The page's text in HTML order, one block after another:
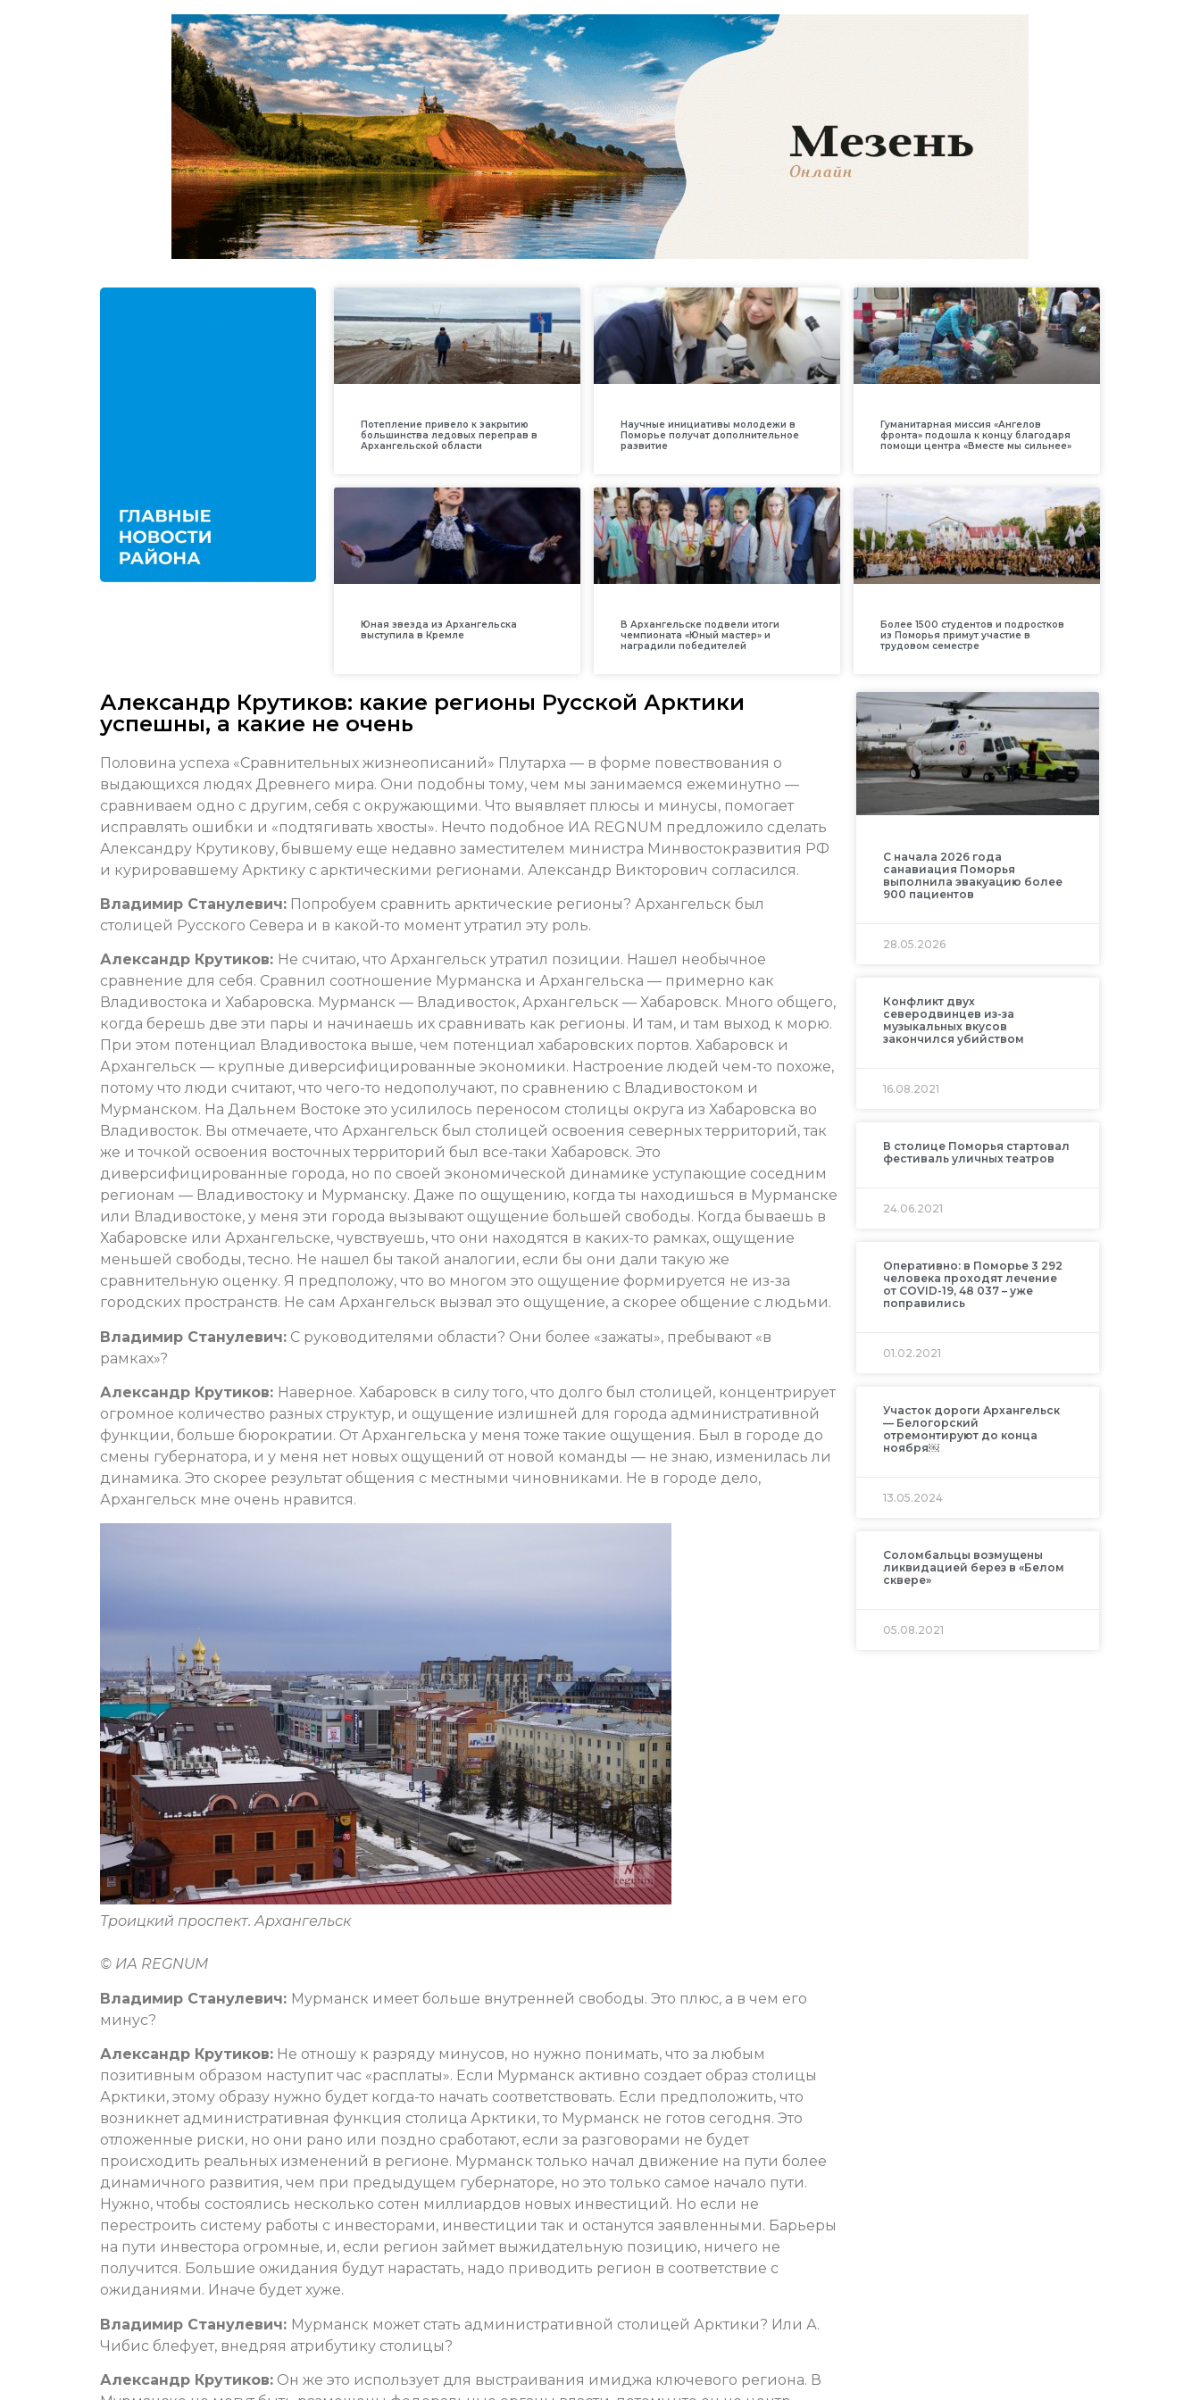
Потепление привело к закрытию
большинства ледовых переправ в
Архангельской области
Научные инициативы молодежи в
Поморье получат дополнительное
развитие
Гуманитарная миссия «Ангелов
фронта» подошла к концу благодаря
помощи центра «Вместе мы сильнее»
Юная звезда из Архангельска
выступила в Кремле
В Архангельске подвели итоги
чемпионата «Юный мастер» и
наградили победителей
Более 1500 студентов и подростков
из Поморья примут участие в
трудовом семестре
Александр Крутиков: какие регионы Русской Арктики
успешны, а какие не очень
Половина успеха «Сравнительных жизнеописаний» Плутарха — в форме повествования о
выдающихся людях Древнего мира. Они подобны тому, чем мы занимаемся ежеминутно —
сравниваем одно с другим, себя с окружающими. Что выявляет плюсы и минусы, помогает
исправлять ошибки и «подтягивать хвосты». Нечто подобное ИА REGNUM предложило сделать
Александру Крутикову, бывшему еще недавно заместителем министра Минвостокразвития РФ
и курировавшему Арктику с арктическими регионами. Александр Викторович согласился.
Владимир Станулевич: Попробуем сравнить арктические регионы? Архангельск был
столицей Русского Севера и в какой-то момент утратил эту роль.
Александр Крутиков: Не считаю, что Архангельск утратил позиции. Нашел необычное
сравнение для себя. Сравнил соотношение Мурманска и Архангельска — примерно как
Владивостока и Хабаровска. Мурманск — Владивосток, Архангельск — Хабаровск. Много общего,
когда берешь две эти пары и начинаешь их сравнивать как регионы. И там, и там выход к морю.
При этом потенциал Владивостока выше, чем потенциал хабаровских портов. Хабаровск и
Архангельск — крупные диверсифицированные экономики. Настроение людей чем-то похоже,
потому что люди считают, что чего-то недополучают, по сравнению с Владивостоком и
Мурманском. На Дальнем Востоке это усилилось переносом столицы округа из Хабаровска во
Владивосток. Вы отмечаете, что Архангельск был столицей освоения северных территорий, так
же и точкой освоения восточных территорий был все-таки Хабаровск. Это
диверсифицированные города, но по своей экономической динамике уступающие соседним
регионам — Владивостоку и Мурманску. Даже по ощущению, когда ты находишься в Мурманске
или Владивостоке, у меня эти города вызывают ощущение большей свободы. Когда бываешь в
Хабаровске или Архангельске, чувствуешь, что они находятся в каких-то рамках, ощущение
меньшей свободы, тесно. Не нашел бы такой аналогии, если бы они дали такую же
сравнительную оценку. Я предположу, что во многом это ощущение формируется не из-за
городских пространств. Не сам Архангельск вызвал это ощущение, а скорее общение с людьми.
Владимир Станулевич: С руководителями области? Они более «зажаты», пребывают «в
рамках»?
Александр Крутиков: Наверное. Хабаровск в силу того, что долго был столицей, концентрирует
огромное количество разных структур, и ощущение излишней для города административной
функции, больше бюрократии. От Архангельска у меня тоже такие ощущения. Был в городе до
смены губернатора, и у меня нет новых ощущений от новой команды — не знаю, изменилась ли
динамика. Это скорее результат общения с местными чиновниками. Не в городе дело,
Архангельск мне очень нравится.
Троицкий проспект. Архангельск
© ИА REGNUM
Владимир Станулевич: Мурманск имеет больше внутренней свободы. Это плюс, а в чем его
минус?
Александр Крутиков: Не отношу к разряду минусов, но нужно понимать, что за любым
позитивным образом наступит час «расплаты». Если Мурманск активно создает образ столицы
Арктики, этому образу нужно будет когда-то начать соответствовать. Если предположить, что
возникнет административная функция столица Арктики, то Мурманск не готов сегодня. Это
отложенные риски, но они рано или поздно сработают, если за разговорами не будет
происходить реальных изменений в регионе. Мурманск только начал движение на пути более
динамичного развития, чем при предыдущем губернаторе, но это только самое начало пути.
Нужно, чтобы состоялись несколько сотен миллиардов новых инвестиций. Но если не
перестроить систему работы с инвесторами, инвестиции так и останутся заявленными. Барьеры
на пути инвестора огромные, и, если регион займет выжидательную позицию, ничего не
получится. Большие ожидания будут нарастать, надо приводить регион в соответствие с
ожиданиями. Иначе будет хуже.
Владимир Станулевич: Мурманск может стать административной столицей Арктики? Или А.
Чибис блефует, внедряя атрибутику столицы?
Александр Крутиков: Он же это использует для выстраивания имиджа ключевого региона. В
С начала 2026 года
санавиация Поморья
выполнила эвакуацию более
900 пациентов
28.05.2026
Конфликт двух
северодвинцев из-за
музыкальных вкусов
закончился убийством
16.08.2021
В столице Поморья стартовал
фестиваль уличных театров
24.06.2021
Оперативно: в Поморье 3 292
человека проходят лечение
от COVID-19, 48 037 – уже
поправились
01.02.2021
Участок дороги Архангельск
— Белогорский
отремонтируют до конца
ноября￼
13.05.2024
Соломбальцы возмущены
ликвидацией берез в «Белом
сквере»
05.08.2021